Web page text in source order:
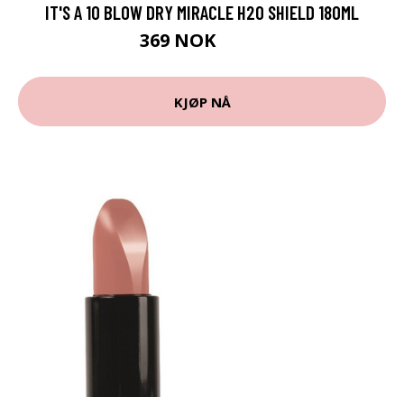
IT'S A 10 BLOW DRY MIRACLE H2O SHIELD 180ML
369 NOK
KJØP NÅ